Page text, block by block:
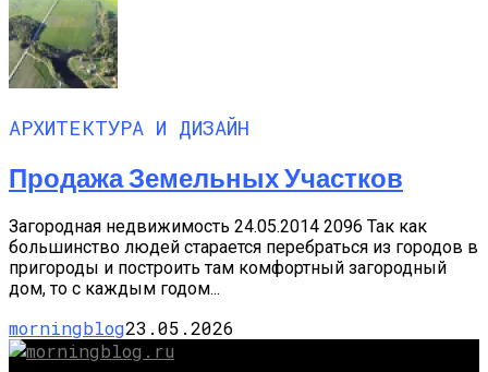
АРХИТЕКТУРА И ДИЗАЙН
Продажа Земельных Участков
Загородная недвижимость 24.05.2014 2096 Так как
большинство людей старается перебраться из городов в
пригороды и построить там комфортный загородный
дом, то с каждым годом...
morningblog23.05.2026